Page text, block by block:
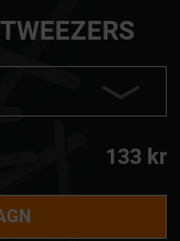
133 kr